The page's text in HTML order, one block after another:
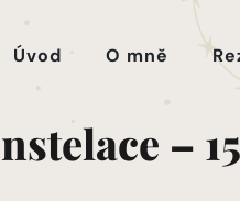
Úvod O mně
–